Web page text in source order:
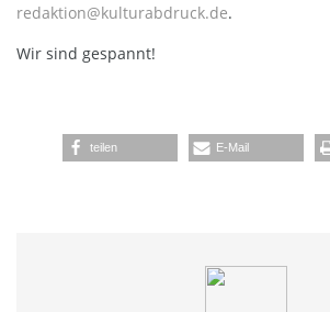
redaktion@kulturabdruck.de.
Wir sind gespannt!
teilen E-Mail